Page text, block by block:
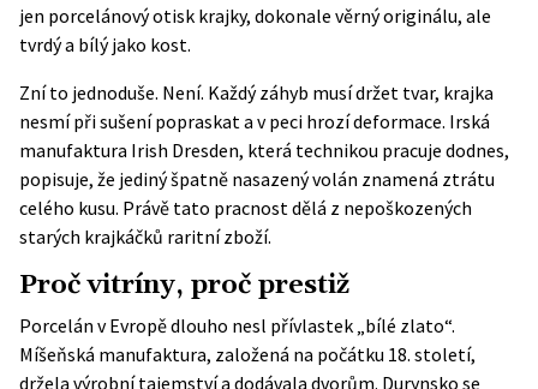
jen porcelánový otisk krajky, dokonale věrný originálu, ale
tvrdý a bílý jako kost.
Zní to jednoduše. Není. Každý záhyb musí držet tvar, krajka
nesmí při sušení popraskat a v peci hrozí deformace. Irská
manufaktura Irish Dresden, která technikou pracuje dodnes,
popisuje, že jediný špatně nasazený volán znamená ztrátu
celého kusu. Právě tato pracnost dělá z nepoškozených
starých krajkáčků raritní zboží.
Proč vitríny, proč prestiž
Porcelán v Evropě dlouho nesl přívlastek „bílé zlato“.
Míšeňská manufaktura, založená na počátku 18. století,
držela výrobní tajemství a dodávala dvorům. Durynsko se